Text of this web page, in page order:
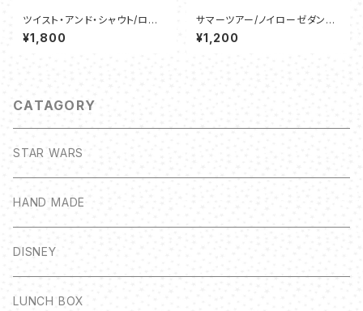
ツイスト・アンド・シャウト/ロー
ル・オーバー・ベートーヴェン -
ビートルズ
¥1,800
サマーツアー/ノイローゼダンシ
ング-CHABOは不眠症 - RCサ
クセション
¥1,200
CATAGORY
STAR WARS
HAND MADE
DISNEY
LUNCH BOX